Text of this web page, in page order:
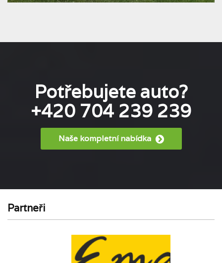
Potřebujete auto?
+420 704 239 239
Naše kompletní nabídka
Partneři